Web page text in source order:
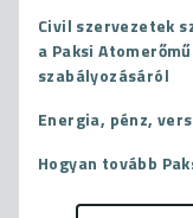
Civil szervezetek
a Paksi
szabályozásáról
Energia, pénz,
Hogyan tovább